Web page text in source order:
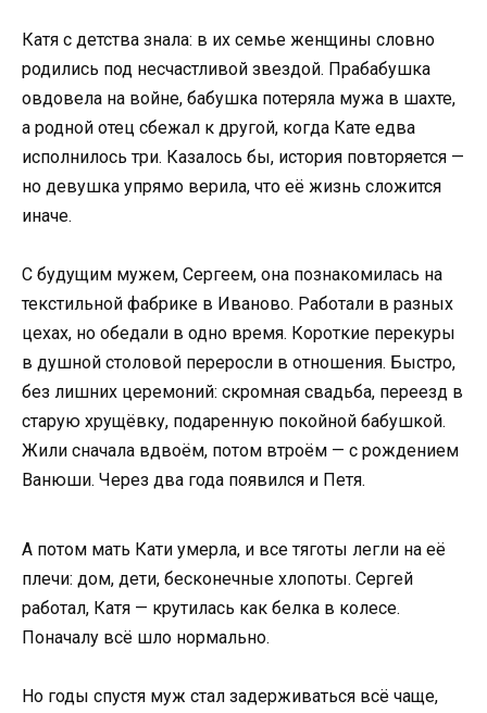
Катя с детства знала: в их семье женщины словно
родились под несчастливой звездой. Прабабушка
овдовела на войне, бабушка потеряла мужа в шахте,
а родной отец сбежал к другой, когда Кате едва
исполнилось три. Казалось бы, история повторяется —
но девушка упрямо верила, что её жизнь сложится
иначе.
С будущим мужем, Сергеем, она познакомилась на
текстильной фабрике в Иваново. Работали в разных
цехах, но обедали в одно время. Короткие перекуры
в душной столовой переросли в отношения. Быстро,
без лишних церемоний: скромная свадьба, переезд в
старую хрущёвку, подаренную покойной бабушкой.
Жили сначала вдвоём, потом втроём — с рождением
Ванюши. Через два года появился и Петя.
А потом мать Кати умерла, и все тяготы легли на её
плечи: дом, дети, бесконечные хлопоты. Сергей
работал, Катя — крутилась как белка в колесе.
Поначалу всё шло нормально.
Но годы спустя муж стал задерживаться всё чаще,